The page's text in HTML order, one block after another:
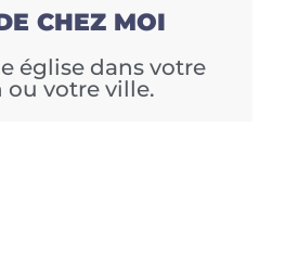
CHEZ MOI
église dans votre
ou votre ville.